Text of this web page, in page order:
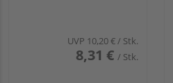
UVP 10,20 €/ Stk.
8,31 € / Stk.